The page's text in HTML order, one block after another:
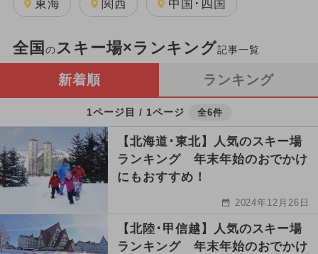
東海 関西 中国･四国
全国 のスキー場×ランキング記事一覧
新着順 ランキング
1ページ目 / 1ページ 全6件
【北海道･東北】人気のスキー場
ランキング 年末年始のおでかけ
にもおすすめ！
2024年12月26日
【北陸･甲信越】人気のスキー場
ランキング 年末年始のおでかけ